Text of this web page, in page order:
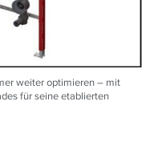
weiter optimieren – mit
für seine etablierten